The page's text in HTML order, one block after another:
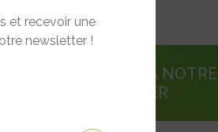
S'INSCRIRE À NOTRE
NEWSLETTER
et recevoir une
newsletter !